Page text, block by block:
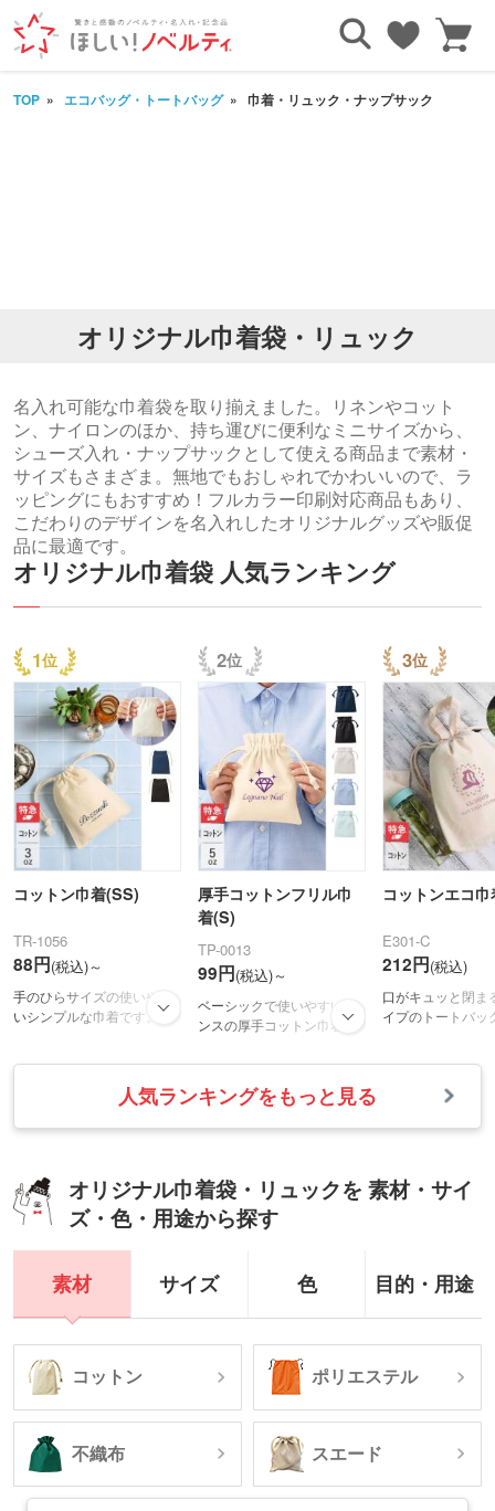
TOP エコバッグ・トートバッグ 巾着・リュック・ナップサック
オリジナル巾着袋・リュック
名入れ可能な巾着袋を取り揃えました。リネンやコット
ン、ナイロンのほか、持ち運びに便利なミニサイズから、
シューズ入れ・ナップサックとして使える商品まで素材・
サイズもさまざま。無地でもおしゃれでかわいいので、ラ
ッピングにもおすすめ！フルカラー印刷対応商品もあり、
こだわりのデザインを名入れしたオリジナルグッズや販促
品に最適です。
オリジナル巾着袋 人気ランキング
1
コットン巾着(SS)
TR-1056
88円(税込)～
手のひらサイズの使いやす
いシンプルな巾着です。ち
す。アクセサリーやコス
物の収納にとっても便利。
ラルな風合いとやさしい手
触りも魅力的です。シンプ
ルなので男女問わず使いや
すいのもポイントです。ナ
チュラル、ネイビー、ブラ
ックの人気の3色から選べま
2
厚手コットンフリル巾
着(S)
TP-0013
99円(税込)～
ベーシックで使いやすい5オ
ンスの厚手コットン巾着。
ジェット入れや、詰め合わ
せギフト用袋にぴったりで
す。紐部分は共生地を使
用。高級感のある印象で
スメショップの周年記念や
購入特典など、貰って嬉し
いノベルティです。
3
コットンエコ巾
E301-C
212円(税込)
口がキュッと閉ま
イプのトートバッ
漂白コットンを
した。
人気ランキングをもっと見る
オリジナル巾着袋・リュックを 素材・サイ
ズ・色・用途から探す
素材 サイズ 色 目的・用途
コットン ポリエステル
不織布 スエード